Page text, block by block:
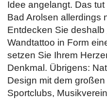
Idee angelangt. Das
Bad Arolsen allerdings
Entdecken Sie deshalb
Wandtattoo in Form
setzen Sie Ihrem
Denkmal. Übrigens:
Design mit dem
Sportclubs,